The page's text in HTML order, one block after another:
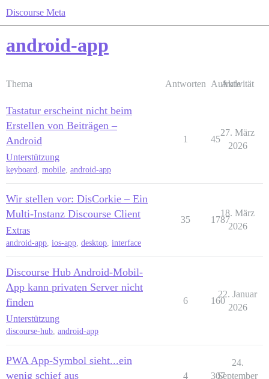
Discourse Meta
android-app
Thema Antworten Aufrufe
Aktivität
Tastatur erscheint nicht beim
Erstellen von Beiträgen –
Android
Unterstützung
keyboard, mobile, android-app
1 45
27. März
2026
Wir stellen vor: DisCorkie – Ein
Multi-Instanz Discourse Client
Extras
android-app, ios-app, desktop, interface
35 1787
18. März
2026
Discourse Hub Android-Mobil-
App kann privaten Server nicht
finden
Unterstützung
discourse-hub, android-app
6 160
22. Januar
2026
PWA App-Symbol sieht...ein
wenig schief aus
4 307
24.
September